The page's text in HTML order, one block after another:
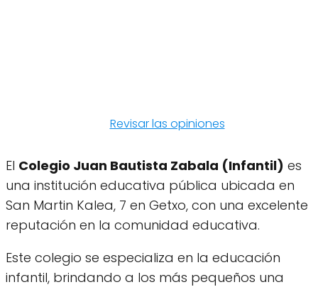
Revisar las opiniones
El Colegio Juan Bautista Zabala (Infantil) es
una institución educativa pública ubicada en
San Martin Kalea, 7 en Getxo, con una excelente
reputación en la comunidad educativa.
Este colegio se especializa en la educación
infantil, brindando a los más pequeños una